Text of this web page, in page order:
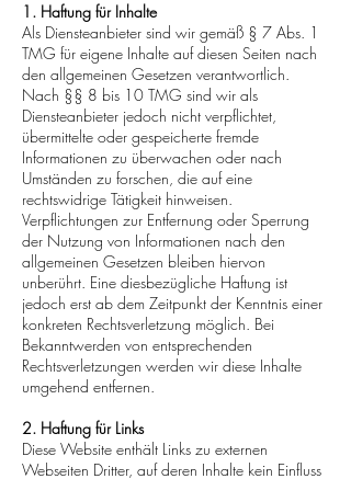
1. Haftung für Inhalte
Als Diensteanbieter sind wir gemäß § 7 Abs. 1
TMG für eigene Inhalte auf diesen Seiten nach
den allgemeinen Gesetzen verantwortlich.
Nach §§ 8 bis 10 TMG sind wir als
Diensteanbieter jedoch nicht verpflichtet,
übermittelte oder gespeicherte fremde
Informationen zu überwachen oder nach
Umständen zu forschen, die auf eine
rechtswidrige Tätigkeit hinweisen.
Verpflichtungen zur Entfernung oder Sperrung
der Nutzung von Informationen nach den
allgemeinen Gesetzen bleiben hiervon
unberührt. Eine diesbezügliche Haftung ist
jedoch erst ab dem Zeitpunkt der Kenntnis einer
konkreten Rechtsverletzung möglich. Bei
Bekanntwerden von entsprechenden
Rechtsverletzungen werden wir diese Inhalte
umgehend entfernen.
2. Haftung für Links
Diese Website enthält Links zu externen
Webseiten Dritter, auf deren Inhalte kein Einfluss